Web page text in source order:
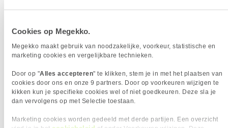
Cookies op Megekko.
Megekko maakt gebruik van noodzakelijke, voorkeur, statistische en
marketing cookies en vergelijkbare technieken.
Door op "Alles accepteren" te klikken, stem je in met het plaatsen van
cookies door ons en onze 9 partners. Door op voorkeuren wijzigen te
kikken kun je specifieke cookies wel of niet goedkeuren. Deze sla je
dan vervolgens op met Selectie toestaan.
Marketing cookies worden gedeeld met derde partijen. Een overzicht
EAN
Garantie
Soort magneet
INHOUD VAN DE VERPAKKING
Eigenschap Waarde
Garantiekaart
✓︎
Meegeleverde kabels
USB
Snelstartgids
✓︎
INVOERAPPARAAT
Eigenschap Waarde
Gaming headset
Oproepen/muziek